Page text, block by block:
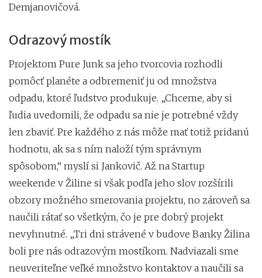
Demjanovičová.
Odrazový mostík
Projektom Pure Junk sa jeho tvorcovia rozhodli
pomôcť planéte a odbremeniť ju od množstva
odpadu, ktoré ľudstvo produkuje. „Chceme, aby si
ľudia uvedomili, že odpadu sa nie je potrebné vždy
len zbaviť. Pre každého z nás môže mať totiž pridanú
hodnotu, ak sa s ním naloží tým správnym
spôsobom,“ myslí si Jankovič. Až na Startup
weekende v Žiline si však podľa jeho slov rozšírili
obzory možného smerovania projektu, no zároveň sa
naučili rátať so všetkým, čo je pre dobrý projekt
nevyhnutné. „Tri dni strávené v budove Banky Žilina
boli pre nás odrazovým mostíkom. Nadviazali sme
neuveriteľne veľké množstvo kontaktov a naučili sa